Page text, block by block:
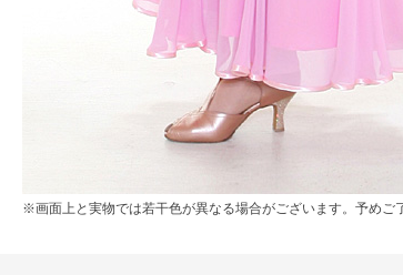
※画面上と実物では若干色が異なる場合がございます。予めご